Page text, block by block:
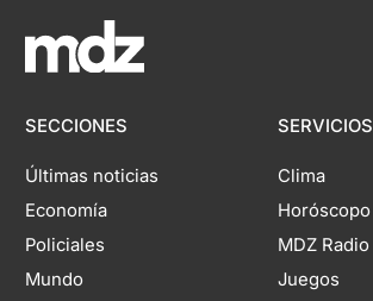
SECCIONES
Últimas noticias
Economía
Policiales
Mundo
SERVICIOS
Clima
Horóscopo
MDZ Radio
Juegos